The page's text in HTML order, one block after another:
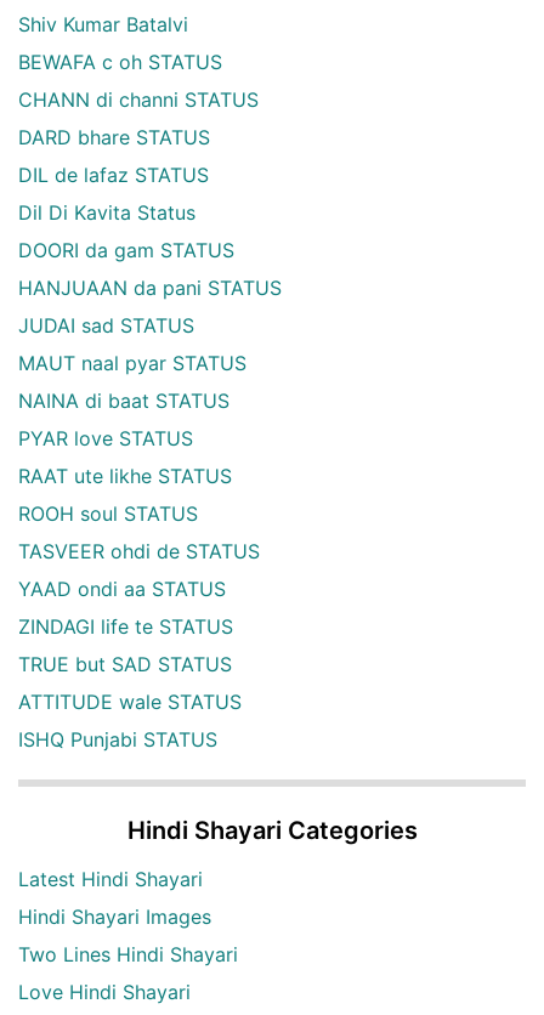
Shiv Kumar Batalvi
BEWAFA c oh STATUS
CHANN di channi STATUS
DARD bhare STATUS
DIL de lafaz STATUS
Dil Di Kavita Status
DOORI da gam STATUS
HANJUAAN da pani STATUS
JUDAI sad STATUS
MAUT naal pyar STATUS
NAINA di baat STATUS
PYAR love STATUS
RAAT ute likhe STATUS
ROOH soul STATUS
TASVEER ohdi de STATUS
YAAD ondi aa STATUS
ZINDAGI life te STATUS
TRUE but SAD STATUS
ATTITUDE wale STATUS
ISHQ Punjabi STATUS
Hindi Shayari Categories
Latest Hindi Shayari
Hindi Shayari Images
Two Lines Hindi Shayari
Love Hindi Shayari